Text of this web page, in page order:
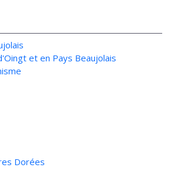
et en Pays Beaujolais
Dorées